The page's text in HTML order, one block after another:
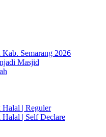
Semarang 2026
Masjid
Halal | Reguler
| Self Declare